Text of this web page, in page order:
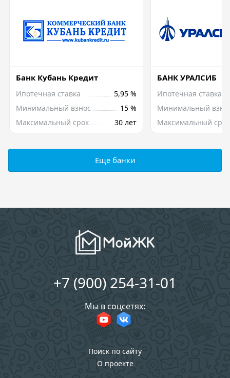
Банк Кубань Кредит
Ипотечная ставка
5,95 %
Минимальный взнос
15 %
Максимальный срок
30 лет
БАНК УРАЛСИБ
Ипотечная ставка
Минимальный
Максимальный срок
Еще банки
+7 (900) 254-31-01
Мы в соцсетях:
Поиск по сайту
О проекте